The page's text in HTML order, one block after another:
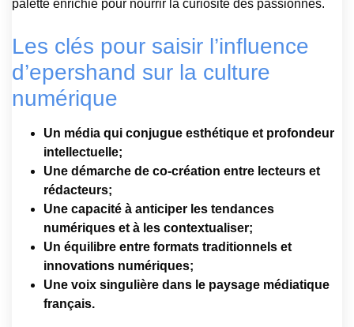
palette enrichie pour nourrir la curiosité des passionnés.
Les clés pour saisir l’influence
d’epershand sur la culture
numérique
Un média qui conjugue esthétique et profondeur
intellectuelle;
Une démarche de co-création entre lecteurs et
rédacteurs;
Une capacité à anticiper les tendances
numériques et à les contextualiser;
Un équilibre entre formats traditionnels et
innovations numériques;
Une voix singulière dans le paysage médiatique
français.